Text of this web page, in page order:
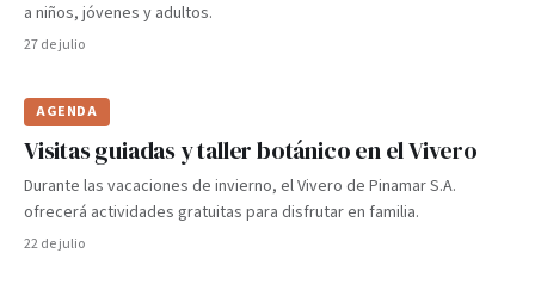
a niños, jóvenes y adultos.
27 de julio
AGENDA
Visitas guiadas y taller botánico en el Vivero
Durante las vacaciones de invierno, el Vivero de Pinamar S.A.
ofrecerá actividades gratuitas para disfrutar en familia.
22 de julio